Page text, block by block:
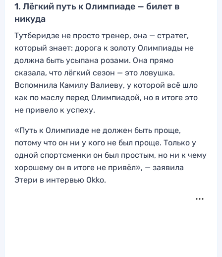
1. Лёгкий путь к Олимпиаде — билет в
никуда
Тутберидзе не просто тренер, она — стратег,
который знает: дорога к золоту Олимпиады не
должна быть усыпана розами. Она прямо
сказала, что лёгкий сезон — это ловушка.
Вспомнила Камилу Валиеву, у которой всё шло
как по маслу перед Олимпиадой, но в итоге это
не привело к успеху.
«Путь к Олимпиаде не должен быть проще,
потому что он ни у кого не был проще. Только у
одной спортсменки он был простым, но ни к чему
хорошему он в итоге не привёл», — заявила
Этери в интервью Okko.